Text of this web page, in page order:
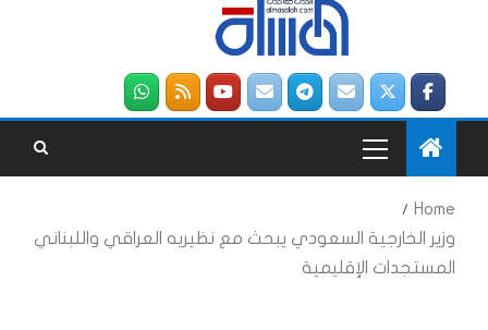
Home
وزير الخارجية السعودي يبحث مع نظيريه العراقي واللبناني
المستجدات الإقليمية